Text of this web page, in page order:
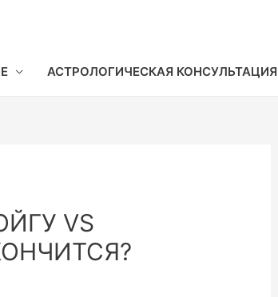
АСТРОЛОГИЧЕСКАЯ КОНСУЛЬТАЦИЯ
VS